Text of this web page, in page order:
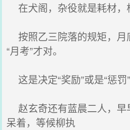
在犬阁，杂役就是耗材，
按照乙三院落的规矩，月
“月考”才对。
这是决定“奖励”或是“惩罚”
赵玄奇还有蓝晨二人，早
呆着，等候柳执